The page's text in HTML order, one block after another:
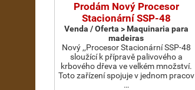
Prodám Nový Procesor
Stacionární SSP-48
Venda / Oferta > Maquinaria para
madeiras
Nový ,,Procesor Stacionární SSP-48
sloužící k přípravě palivového a
krbového dřeva ve velkém množství.
Toto zařízení spojuje v jednom pracov
…